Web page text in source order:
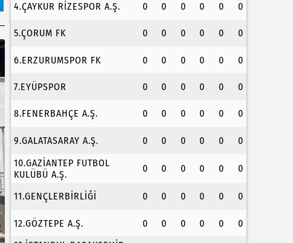
4.ÇAYKUR RİZESPOR A.Ş. 0 0 0 0 0 0
5.ÇORUM FK 0 0 0 0 0 0
6.ERZURUMSPOR FK 0 0 0 0 0 0
7.EYÜPSPOR 0 0 0 0 0 0
8.FENERBAHÇE A.Ş. 0 0 0 0 0 0
9.GALATASARAY A.Ş. 0 0 0 0 0
0
10.GAZİANTEP FUTBOL
KULÜBÜ A.Ş.
0 0 0 0 0 0
11.GENÇLERBİRLİĞİ 0 0 0 0 0 0
12.GÖZTEPE A.Ş. 0 0 0 0 0
0